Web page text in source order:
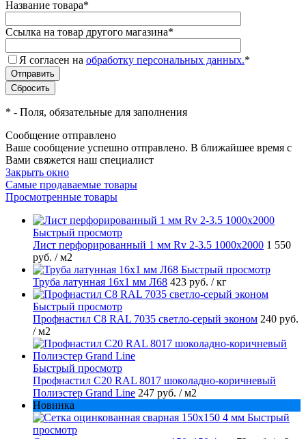
Название товара*
Ссылка на товар другого магазина*
Я согласен на обработку персональных данных.*
* - Поля, обязательные для заполнения
Сообщение отправлено
Ваше сообщение успешно отправлено. В ближайшее время с
Вами свяжется наш специалист
Закрыть окно
Самые продаваемые товары
Просмотренные товары
Быстрый просмотр
Лист перфорированный 1 мм Rv 2-3.5 1000х2000 1 550
руб. / м2
Быстрый просмотр
Труба латунная 16х1 мм Л68 423 руб. / кг
Быстрый просмотр
Профнастил С8 RAL 7035 светло-серый эконом 240 руб.
/ м2
Быстрый просмотр
Профнастил С20 RAL 8017 шоколадно-коричневый
Полиэстер Grand Line 247 руб. / м2
Новинка
Быстрый
просмотр